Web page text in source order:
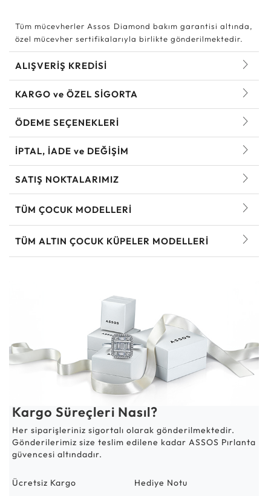
Tüm mücevherler Assos Diamond bakım garantisi altında,
özel mücevher sertifikalarıyla birlikte gönderilmektedir.
ALIŞVERİŞ KREDİSİ
KARGO ve ÖZEL SİGORTA
ÖDEME SEÇENEKLERİ
İPTAL, İADE ve DEĞİŞİM
SATIŞ NOKTALARIMIZ
TÜM ÇOCUK MODELLERI
TÜM ALTIN ÇOCUK KÜPELER MODELLERI
Kargo Süreçleri Nasıl?
Her siparişleriniz sigortalı olarak gönderilmektedir.
Gönderilerimiz size teslim edilene kadar ASSOS Pırlanta
güvencesi altındadır.
Ücretsiz Kargo Hediye Notu